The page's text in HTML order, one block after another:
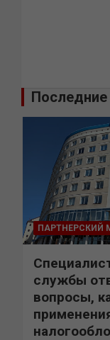
Последние
ПАРТНЕРСКИЙ
службы
вопросы,